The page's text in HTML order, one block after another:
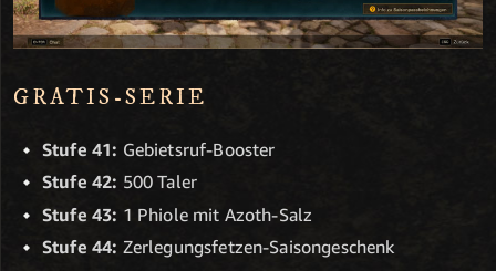
GRATIS-SERIE
Stufe 41: Gebietsruf-Booster
Stufe 42: 500 Taler
Stufe 43: 1 Phiole mit Azoth-Salz
Stufe 44: Zerlegungsfetzen-Saisongeschenk